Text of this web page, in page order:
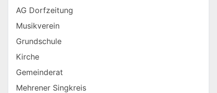
AG Dorfzeitung
Musikverein
Grundschule
Kirche
Gemeinderat
Mehrener Singkreis